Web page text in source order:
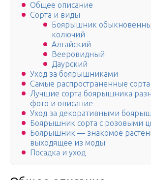
Общее описание
Сорта и виды
Боярышник
колючий
Алтайский
Вееровидный
Даурский
Уход за боярышниками
Самые распространенные
Лучшие сорта боярышника
фото и описание
Уход за декоративными
Боярышник сорта с розовыми
Боярышник — знакомое
выходящее из моды
Посадка и уход